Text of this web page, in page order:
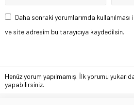
Daha sonraki yorumlarımda
ve site adresim bu tarayıcıya kaydedilsin.
Henüz yorum yapılmamış. İlk yorumu
yapabilirsiniz.